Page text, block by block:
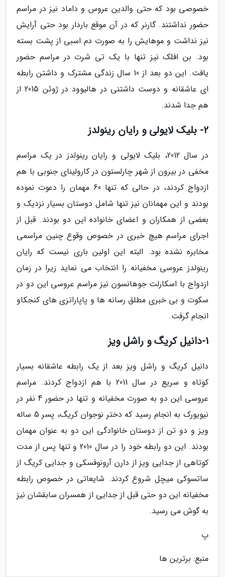
خصوصی بود که حتی والدین عروس و داماد نیز در مراسم
حضور نداشتند. گارنر که در آن موقع باردار بود حتی آرایش
نیز نداشت و موهایش را به صورت دم اسبی از پشت بسته
بود. بن افلک نیز تنها با یک تی شرت در مراسم حضور
یافت. این دو بعد از 10 سال زندگی مشترک و داشتن رابطه
ای عاشقانه و دوست داشتنی در هالیوود در ژوئن 2015 از
هم جدا شدند.
2- بلیک لایولی و رایان رینولدز
در سال 2012، بلیک لایولی و رایان رینولدز در یک مراسم
مخفی در بیرون از شهر چارلستون در کارولینای جنوبی با هم
ازدواج کردند، در حالی که تنها 60 مهمان را دعوت نموده
بودند و این مهمانان نیز تنها شامل دوستان بسیار نزدیک و
بعضی از همکاران و اعضای خانواده این دو بودند. قبل از
اجرای مراسم هیچ خبری در خصوص وقوع چنین مراسمی
مخابره نشده بود. البته این اولین باری نیست که رایان
رینولدز عروسی مخفیانه را انتخاب می نماید زیرا در زمان
ازدواج با اسکارلت جوهانسون نیز مراسم عروسی این دو در
سکوت و بی خبری مطلق رسانه ها و پاپاراتزی های کنجکاو
انجام گرفت.
1-دانیل کریگ و راشل ویز
دانیل کریگ و راشل ویز بعد از یک رابطه عاشقانه بسیار
کوتاه و سریع در سال 2011 با هم ازدواج کردند. مراسم
عروسی این دو به صورت مخفیانه و تنها در حضور 4 نفر در
نیویورک به انجام رسید که دختر نوجوان کریگ، پسر 5 ساله
ویز و دو تن از دوستان خانوادگی این دو به عنوان مهمان
بودند. این دو رابطه خود را در سال 2010 و تنها پس از مدت
کوتاهی از جدایی ویز از دارن آرونوفسکی و جدایی کریگ از
ساتسوکی میچل شروع کردند. شایعاتی در خصوص رابطه
مخفیانه این دو حتی قبل از جدایی از همسران سابقشان نیز
به گوش می رسید.
پ
منبع: برترین ها